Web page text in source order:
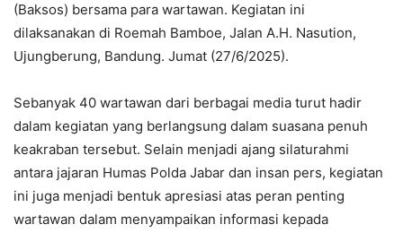
(Baksos) bersama para wartawan. Kegiatan ini
dilaksanakan di Roemah Bamboe, Jalan A.H. Nasution,
Ujungberung, Bandung. Jumat (27/6/2025).
Sebanyak 40 wartawan dari berbagai media turut hadir
dalam kegiatan yang berlangsung dalam suasana penuh
keakraban tersebut. Selain menjadi ajang silaturahmi
antara jajaran Humas Polda Jabar dan insan pers, kegiatan
ini juga menjadi bentuk apresiasi atas peran penting
wartawan dalam menyampaikan informasi kepada